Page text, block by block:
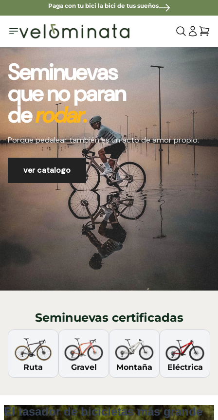
Paga con tu bici la bici de tus sueños
Seminuevas
que no paran
derodar.
Porque pedalear también es un acto de amor propio.
ver catalogo
Seminuevas certificadas
Ruta Gravel Montaña Eléctrica